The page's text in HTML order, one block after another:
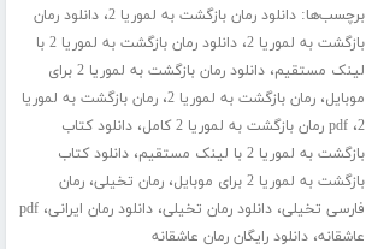
برچسب‌ها:دانلود رمان بازگشت به لموریا 2 ،دانلود رمان
بازگشت به لموریا 2 ،
دانلود رمان بازگشت به لموریا 2 با
لینک مستقیم،
دانلود رمان بازگشت به لموریا 2 برای
موبایل،رمان بازگشت به لموریا 2 ،رمان بازگشت به لموریا
2،pdf رمان بازگشت به لموریا 2 کامل ،دانلود کتاب
بازگشت به لموریا 2 با لینک مستقیم
،دانلود کتاب
بازگشت به لموریا 2 برای موبایل
،رمان تخیلی،رمان
فارسی تخیلی،دانلود رمان تخیلی،دانلود رمان ایرانی،pdf
عاشقانه،دانلود رایگان رمان عاشقانه